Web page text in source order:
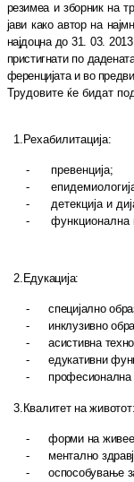
резимеа и зборник на
јави како автор на
најдоцна до 31. 03.
пристигнати по даде
ференцијата и во
Трудовите ќе бидат
1. Рехабилитација:
-
превенција;
-
-
детекција и
-
функционална
2. Едукација:
-
специјално
-
инклузивно
-
асистивна
-
едукативни
-
професионална
3. Квалитет на животот:
-
форми на
-
ментално
-
оспособување